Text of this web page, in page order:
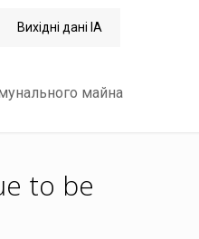
Вихідні дані ІА
майна
to be